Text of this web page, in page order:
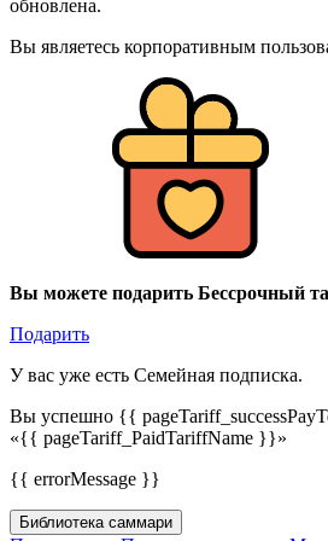
обновлена.
Вы являетесь корпоративным
Вы можете подарить Бессрочный
Подарить
У вас уже есть Семейная подписка.
Вы успешно {{
«{{ pageTariff_PaidTariffName }}»
{{ errorMessage }}
Библиотека саммари